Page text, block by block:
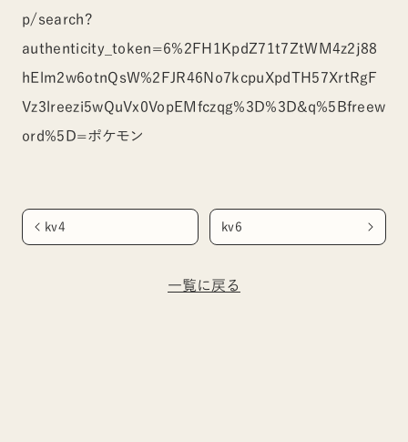
p/search?
authenticity_token=6%2FH1KpdZ71t7ZtWM4z2j88
hElm2w6otnQsW%2FJR46No7kcpuXpdTH57XrtRgF
Vz3lreezi5wQuVx0VopEMfczqg%3D%3D&q%5Bfreew
ord%5D=ポケモン
kv4
一覧に戻る
kv6